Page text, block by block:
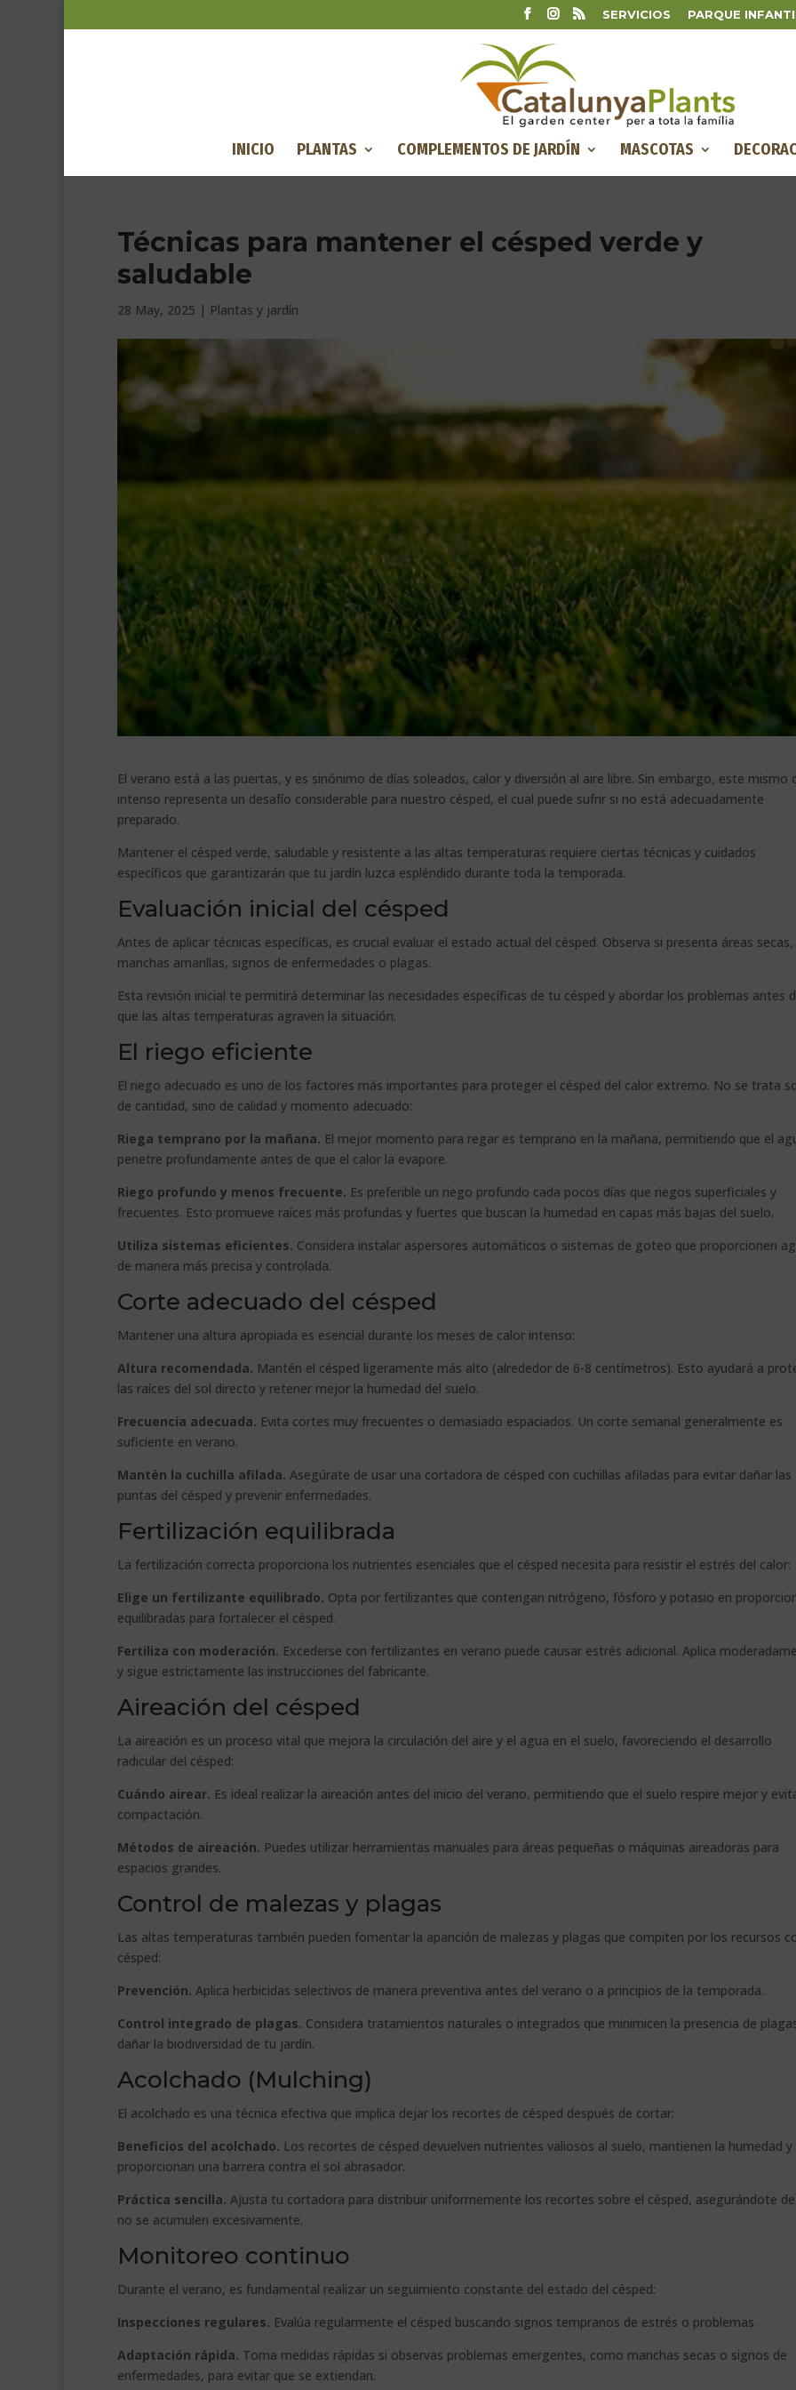
SERVICIOS PARQUE
INICIO PLANTAS COMPLEMENTOS DE JARDÍN MASCOTAS
Técnicas para mantener el césped verde y
saludable
28 May, 2025 | Plantas y jardín
El verano está a las puertas, y es sinónimo de días soleados, calor y diversión al aire libre. Sin embargo, este mismo
intenso representa un desafío considerable para nuestro césped, el cual puede sufrir si no está adecuadamente
preparado.
Mantener el césped verde, saludable y resistente a las altas temperaturas requiere ciertas técnicas y cuidados
específicos que garantizarán que tu jardín luzca espléndido durante toda la temporada.
Evaluación inicial del césped
Antes de aplicar técnicas específicas, es crucial evaluar el estado actual del césped. Observa si presenta áreas secas,
manchas amarillas, signos de enfermedades o plagas.
Esta revisión inicial te permitirá determinar las necesidades específicas de tu césped y abordar los problemas antes
que las altas temperaturas agraven la situación.
El riego eficiente
El riego adecuado es uno de los factores más importantes para proteger el césped del calor extremo. No se trata
de cantidad, sino de calidad y momento adecuado:
Riega temprano por la mañana. El mejor momento para regar es temprano en la mañana, permitiendo que el
penetre profundamente antes de que el calor la evapore.
Riego profundo y menos frecuente. Es preferible un riego profundo cada pocos días que riegos superficiales y
frecuentes. Esto promueve raíces más profundas y fuertes que buscan la humedad en capas más bajas del suelo.
Utiliza sistemas eficientes. Considera instalar aspersores automáticos o sistemas de goteo que proporcionen
de manera más precisa y controlada.
Corte adecuado del césped
Mantener una altura apropiada es esencial durante los meses de calor intenso:
Altura recomendada. Mantén el césped ligeramente más alto (alrededor de 6-8 centímetros). Esto ayudará a
las raíces del sol directo y retener mejor la humedad del suelo.
Frecuencia adecuada. Evita cortes muy frecuentes o demasiado espaciados. Un corte semanal generalmente es
suficiente en verano.
Mantén la cuchilla afilada. Asegúrate de usar una cortadora de césped con cuchillas afiladas para evitar dañar las
puntas del césped y prevenir enfermedades.
Fertilización equilibrada
La fertilización correcta proporciona los nutrientes esenciales que el césped necesita para resistir el estrés del calor:
Elige un fertilizante equilibrado. Opta por fertilizantes que contengan nitrógeno, fósforo y potasio en
equilibradas para fortalecer el césped.
Fertiliza con moderación. Excederse con fertilizantes en verano puede causar estrés adicional. Aplica
y sigue estrictamente las instrucciones del fabricante.
Aireación del césped
La aireación es un proceso vital que mejora la circulación del aire y el agua en el suelo, favoreciendo el desarrollo
radicular del césped:
Cuándo airear. Es ideal realizar la aireación antes del inicio del verano, permitiendo que el suelo respire mejor y
compactación.
Métodos de aireación. Puedes utilizar herramientas manuales para áreas pequeñas o máquinas aireadoras para
espacios grandes.
Control de malezas y plagas
Las altas temperaturas también pueden fomentar la aparición de malezas y plagas que compiten por los recursos
césped:
Prevención. Aplica herbicidas selectivos de manera preventiva antes del verano o a principios de la temporada.
Control integrado de plagas. Considera tratamientos naturales o integrados que minimicen la presencia de
dañar la biodiversidad de tu jardín.
Acolchado (Mulching)
El acolchado es una técnica efectiva que implica dejar los recortes de césped después de cortar:
Beneficios del acolchado. Los recortes de césped devuelven nutrientes valiosos al suelo, mantienen la humedad y
proporcionan una barrera contra el sol abrasador.
Práctica sencilla. Ajusta tu cortadora para distribuir uniformemente los recortes sobre el césped, asegurándote
no se acumulen excesivamente.
Monitoreo continuo
Durante el verano, es fundamental realizar un seguimiento constante del estado del césped:
Inspecciones regulares. Evalúa regularmente el césped buscando signos tempranos de estrés o problemas.
Adaptación rápida. Toma medidas rápidas si observas problemas emergentes, como manchas secas o signos de
enfermedades, para evitar que se extiendan.